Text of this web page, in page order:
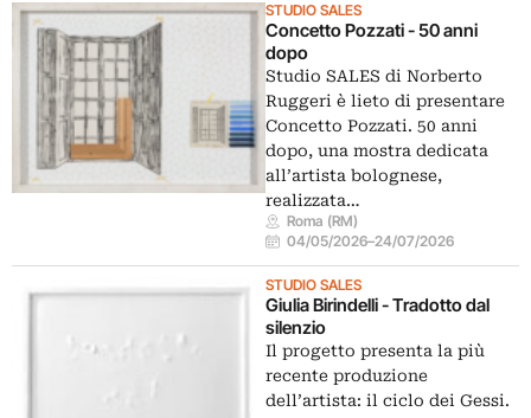
STUDIO SALES
Concetto Pozzati - 50 anni
dopo
Studio SALES di Norberto
Ruggeri è lieto di presentare
Concetto Pozzati. 50 anni
dopo, una mostra dedicata
all’artista bolognese,
realizzata…
Roma (RM)
04/05/2026–24/07/2026
STUDIO SALES
Giulia Birindelli - Tradotto dal
silenzio
Il progetto presenta la più
recente produzione
dell’artista: il ciclo dei Gessi.